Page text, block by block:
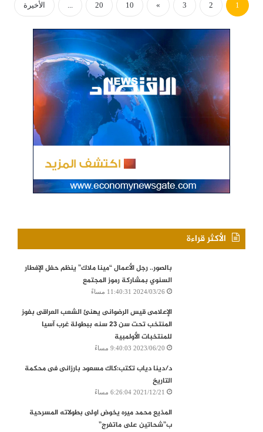
1
2
3
»
10
20
... الأخيرة
الأكثر قراءة
بالصور.. رجل الأعمال “مينا ملاك” ينظم حفل الإفطار
السنوي بمشاركة رموز المجتمع
2024/03/26 11:40:31 مساءً
الإعلامى قيس الرضوانى يهنئ الشعب العراقى بفوز
المنتخب تحت سن 23 سنه ببطولة غرب آسيا
للمنتخبات الأولمبية
2023/06/20 9:40:03 مساءً
د/دينا دياب تكتب:كاك مسعود بارزانى فى محكمة
التاريخ
2021/12/21 6:26:04 مساءً
المذيع محمد ميره يخوض اولى بطولاته المسرحية
ب”شحاتين على ماتفرج”